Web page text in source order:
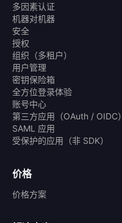
多因素认证
机器对机器
安全
授权
组织（多租户）
用户管理
密钥保险箱
全方位登录体验
账号中心
第三方应用（OAuth / OIDC）
SAML 应用
受保护的应用（非 SDK）
价格
价格方案